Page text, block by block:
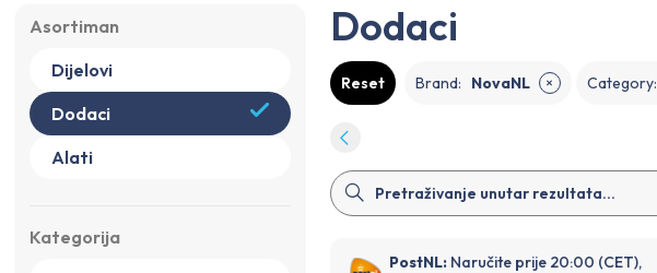
Asortiman
Dijelovi
Dodaci
Alati
Kategorija
Dodaci
Reset Brand: NovaNL ✕ Category:
PostNL: Naručite prije 20:00 (CET),